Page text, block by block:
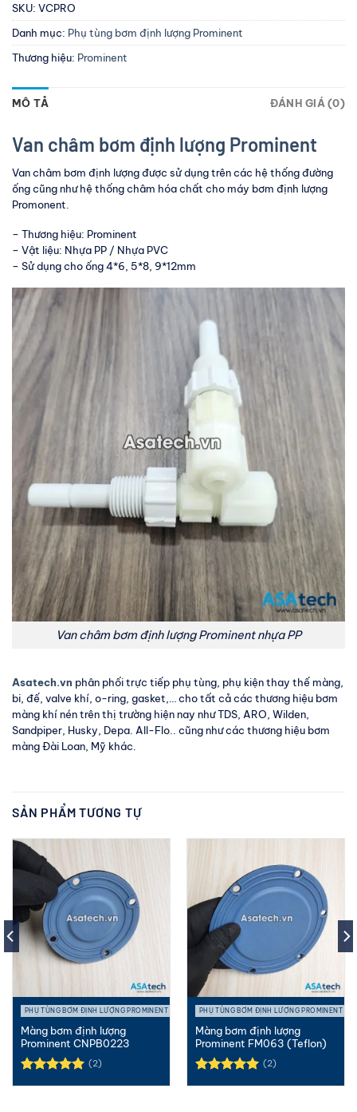
SKU: VCPRO
Danh mục: Phụ tùng bơm định lượng Prominent
Thương hiệu: Prominent
MÔ TẢ ĐÁNH GIÁ (0)
Van châm bơm định lượng Prominent
Van châm bơm định lượng được sử dụng trên các hệ thống đường
ống cũng như hệ thống châm hóa chất cho máy bơm định lượng
Promonent.
– Thương hiệu: Prominent
– Vật liệu: Nhựa PP / Nhựa PVC
– Sử dụng cho ống 4*6, 5*8, 9*12mm
Van châm bơm định lượng Prominent nhựa PP
Asatech.vn phân phối trực tiếp phụ tùng, phụ kiện thay thế màng,
bi, đế, valve khí, o-ring, gasket,… cho tất cả các thương hiệu bơm
màng khí nén trên thị trường hiện nay như TDS, ARO, Wilden,
Sandpiper, Husky, Depa. All-Flo.. cũng như các thương hiệu bơm
màng Đài Loan, Mỹ khác.
SẢN PHẨM TƯƠNG TỰ
PHỤ TÙNG BƠM ĐỊNH LƯỢNG PROMINENT
Màng bơm định lượng
Prominent CNPB0223
(2)
PHỤ TÙNG BƠM ĐỊNH LƯỢNG PROMINENT
Màng bơm định lượng
Prominent FM063 (Teflon)
(2)